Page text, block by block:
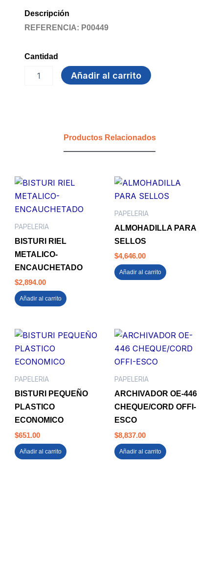
Descripción
REFERENCIA: P00449
Cantidad
MARCADOR
SHARPIE
Añadir al carrito
Productos Relacionados
PAPELERIA
BISTURI RIEL
METALICO-
ENCAUCHETADO
$2,894.00
Añadir al carrito
PAPELERIA
ALMOHADILLA PARA
SELLOS
$4,646.00
Añadir al carrito
PAPELERIA
BISTURI PEQUEÑO
PLASTICO
ECONOMICO
$651.00
Añadir al carrito
PAPELERIA
ARCHIVADOR OE-446
CHEQUE/CORD OFFI-
ESCO
$8,837.00
Añadir al carrito